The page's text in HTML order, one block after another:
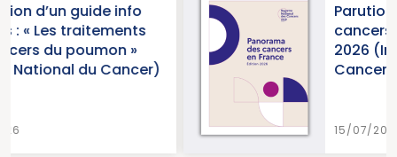
info
»
Parution du panorama
cancers en France,
2026 (Institut National
Cancer)
15/07/2026